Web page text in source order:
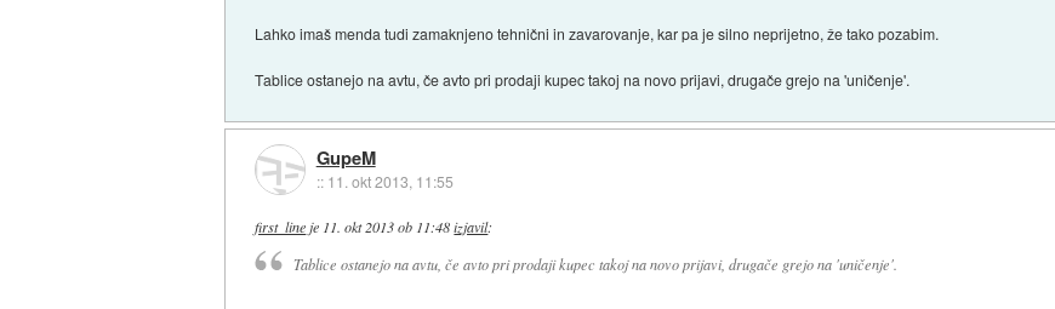
Lahko imaš menda tudi zamaknjeno tehnični in zavarovanje, kar pa je silno neprijetno, že tako pozabim.
Tablice ostanejo na avtu, če avto pri prodaji kupec takoj na novo prijavi, drugače grejo na 'uničenje'.
GupeM
:: 11. okt 2013, 11:55
first_lineje 11. okt 2013 ob 11:48 izjavil:
Tablice ostanejo na avtu, če avto pri prodaji kupec takoj na novo prijavi, drugače grejo na 'uničenje'.